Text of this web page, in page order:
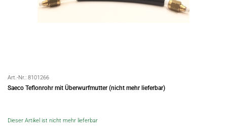
Art.-Nr.: 8101266
Saeco Teflonrohr mit Überwurfmutter (nicht mehr lieferbar)
Dieser Artikel ist nicht mehr lieferbar